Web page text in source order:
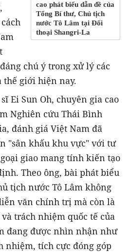
cao phát biểu dẫn đề của
Tổng Bí thư, Chủ tịch
nước Tô Lâm tại Đối
thoại Shangri-La
chú ý trong xử lý các
thế giới hiện nay.
Ei Sun Oh, chuyên gia cao
Nghiên cứu Thái Bình
đánh giá Việt Nam đã
"sân khấu khu vực" với tư
giao mang tính kiến tạo
Theo ông, bài phát biểu
tịch nước Tô Lâm không
văn chính trị mà còn là
trách nhiệm quốc tế của
đang được nhìn nhận như
nhiệm, tích cực đóng góp